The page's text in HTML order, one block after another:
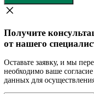
Получите
от нашего
Оставьте заявку, и мы
необходимо ваше
данных для